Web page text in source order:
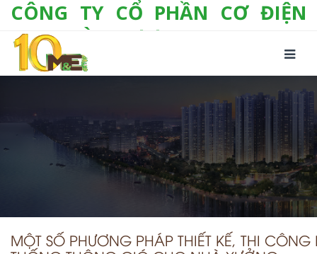
CÔNG TY CỔ PHẦN CƠ ĐIỆN
LẠNH VÀ THƯƠNG MẠI M&E
Số 10/357 Tam Trinh, P. Hoàng Văn Thụ, Q.
Hoàng Mai, TP. Hà Nội
Fax: +(84-24) 3 632 1297
Email: info@megroup.vn Website: www.megroup.vn
MỘT SỐ PHƯƠNG PHÁP THIẾT KẾ, THI